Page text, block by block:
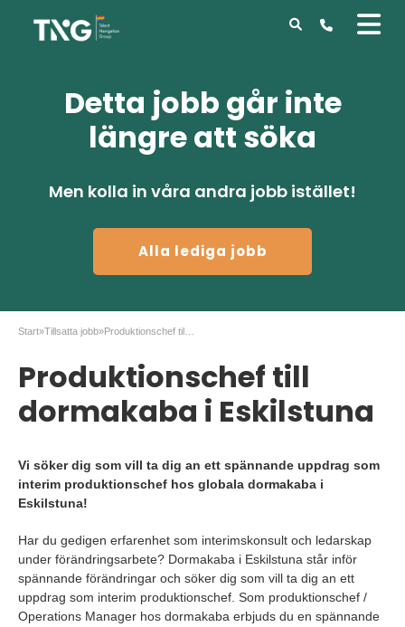
Detta jobb går inte
längre att söka
Men kolla in våra andra jobb istället!
Alla lediga jobb
Start»Tillsatta jobb»
Produktionschef till
dormakaba i Eskilstuna
Vi söker dig som vill ta dig an ett spännande uppdrag som
interim produktionschef hos globala dormakaba i
Eskilstuna!
Har du gedigen erfarenhet som interimskonsult och ledarskap
under förändringsarbete? Dormakaba i Eskilstuna står inför
spännande förändringar och söker dig som vill ta dig an ett
uppdrag som interim produktionschef. Som produktionschef /
Operations Manager hos dormakaba erbjuds du en spännande